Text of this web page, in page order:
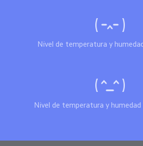
Nivel de temperatura y
Nivel de temperatura y